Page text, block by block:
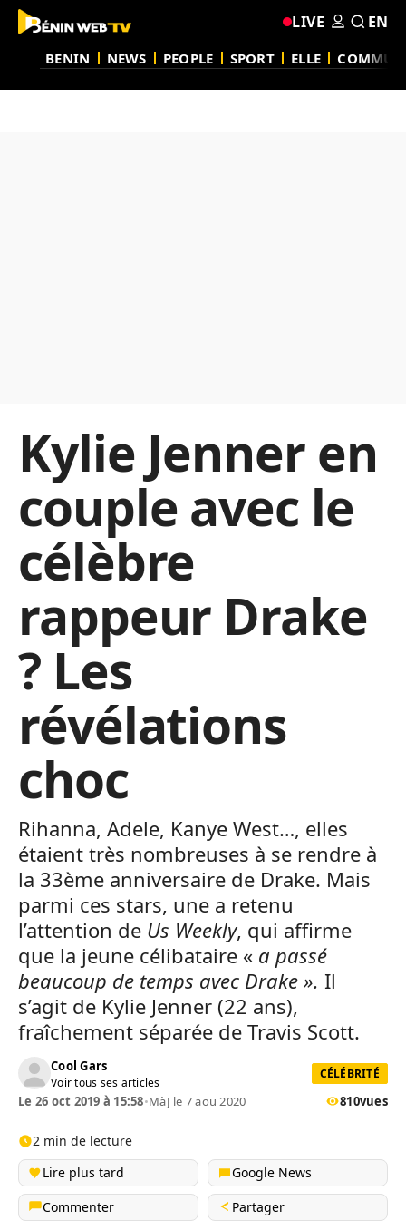
BENIN NEWS PEOPLE SPORT ELLE
LIVE EN
Kylie Jenner en
couple avec le
célèbre
rappeur Drake
? Les
révélations
choc
Rihanna, Adele, Kanye West…, elles
étaient très nombreuses à se rendre à
la 33ème anniversaire de Drake. Mais
parmi ces stars, une a retenu
l’attention de Us Weekly, qui affirme
que la jeune célibataire « a passé
beaucoup de temps avec Drake ». Il
s’agit de Kylie Jenner (22 ans),
fraîchement séparée de Travis Scott.
Cool Gars
Voir tous ses articles
CÉLÉBRITÉ
Le 26 oct 2019 à 15:58•MàJ le 7 aou 2020 810vues
2 min de lecture
Lire plus tard
Google News
Commenter
Partager